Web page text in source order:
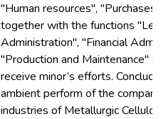
"Human resources",
together with the functions
Administration", "Financial
"Production and Maintenance"
receive minor’s efforts.
ambient perform of the
industries of Metallurgic